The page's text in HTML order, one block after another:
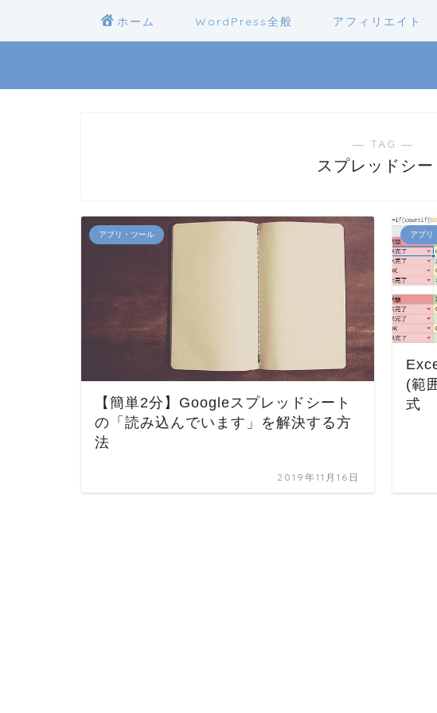
ホーム WordPress全般 アフィリエイト
― TAG ―
スプレッドシー
アプリ・ツール
【簡単2分】Googleスプレッドシート
の「読み込んでいます」を解決する方
法
2019年11月16日
アプリ
(範
式